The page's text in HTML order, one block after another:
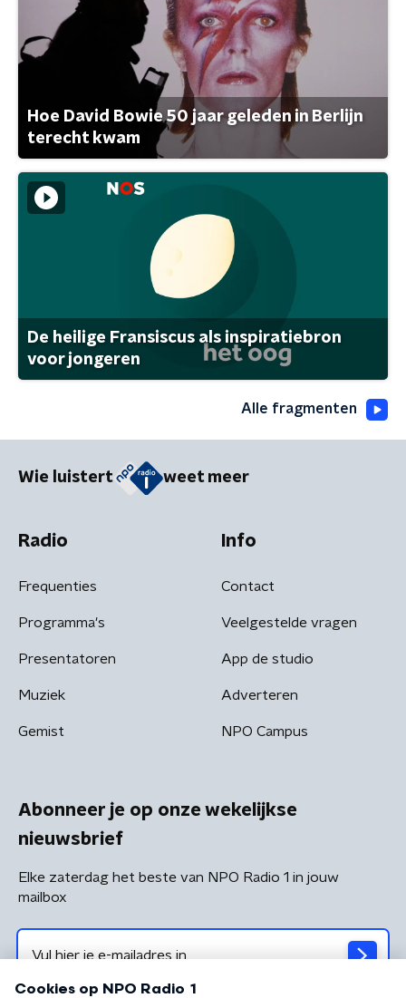
Hoe David Bowie 50 jaar geleden in Berlijn
terecht kwam
De heilige Fransiscus als inspiratiebron
voor jongeren
Alle fragmenten
Wie luistert weet meer
Radio
Frequenties
Programma's
Presentatoren
Muziek
Gemist
Info
Contact
Veelgestelde vragen
App de studio
Adverteren
NPO Campus
Abonneer je op onze wekelijkse
nieuwsbrief
Elke zaterdag het beste van NPO Radio 1 in jouw
mailbox